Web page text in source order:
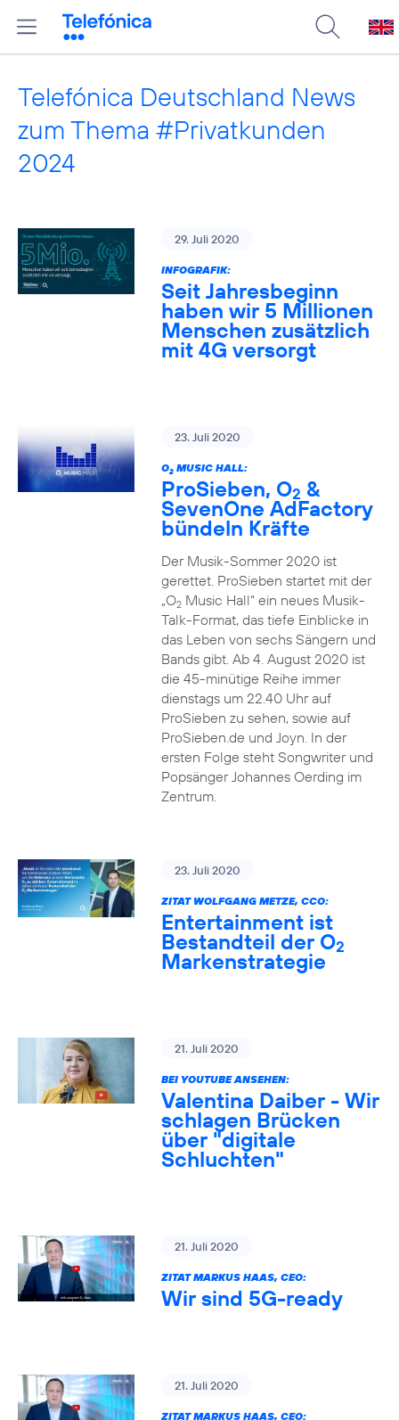
Telefónica Deutschland News
zum Thema #Privatkunden
2024
29. Juli 2020
INFOGRAFIK:
Seit Jahresbeginn
haben wir 5 Millionen
Menschen zusätzlich
mit 4G versorgt
23. Juli 2020
O2MUSIC HALL:
ProSieben, O2 &
SevenOne AdFactory
bündeln Kräfte
Der Musik-Sommer 2020 ist
gerettet. ProSieben startet mit der
„O2Music Hall“ ein neues Musik-
Talk-Format, das tiefe Einblicke in
das Leben von sechs Sängern und
Bands gibt. Ab 4. August 2020 ist
die 45-minütige Reihe immer
dienstags um 22.40 Uhr auf
ProSieben zu sehen, sowie auf
ProSieben.de und Joyn. In der
ersten Folge steht Songwriter und
Popsänger Johannes Oerding im
Zentrum.
23. Juli 2020
ZITAT WOLFGANG METZE, CCO:
Entertainment ist
Bestandteil der O2
Markenstrategie
21. Juli 2020
BEI YOUTUBE ANSEHEN:
Valentina Daiber - Wir
schlagen Brücken
über "digitale
Schluchten"
21. Juli 2020
ZITAT MARKUS HAAS, CEO:
Wir sind 5G-ready
21. Juli 2020
ZITAT MARKUS HAAS, CEO: